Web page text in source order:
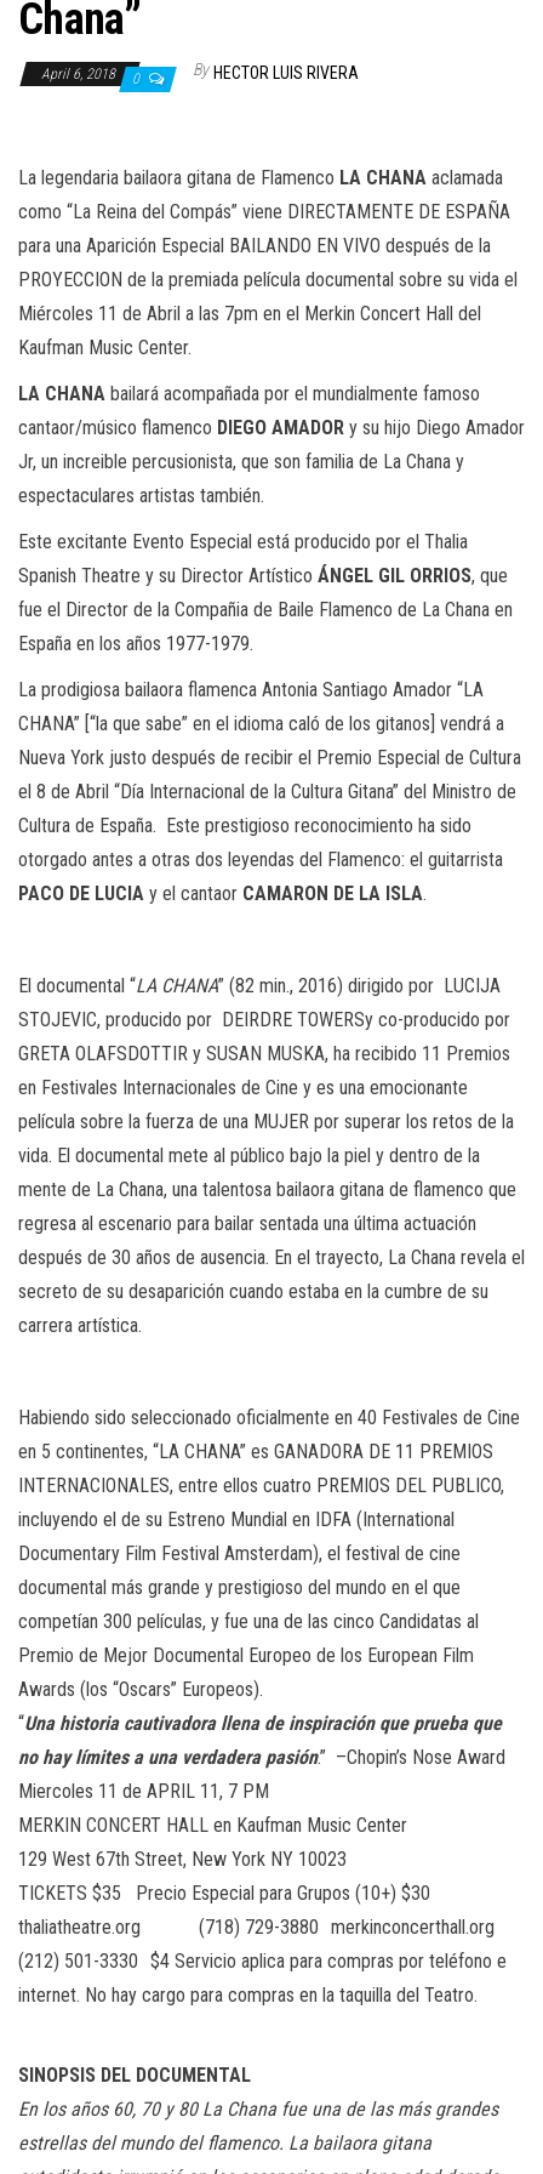
Chana”
April 6, 2018 0 By HECTOR LUIS RIVERA
La legendaria bailaora gitana de Flamenco LA CHANA aclamada
como “La Reina del Compás” viene DIRECTAMENTE DE ESPAÑA
para una Aparición Especial BAILANDO EN VIVO después de la
PROYECCION de la premiada película documental sobre su vida el
Miércoles 11 de Abril a las 7pm en el Merkin Concert Hall del
Kaufman Music Center.
LA CHANA bailará acompañada por el mundialmente famoso
cantaor/músico flamenco DIEGO AMADOR y su hijo Diego Amador
Jr, un increible percusionista, que son familia de La Chana y
espectaculares artistas también.
Este excitante Evento Especial está producido por el Thalia
Spanish Theatre y su Director Artístico ÁNGEL GIL ORRIOS, que
fue el Director de la Compañia de Baile Flamenco de La Chana en
España en los años 1977-1979.
La prodigiosa bailaora flamenca Antonia Santiago Amador “LA
CHANA” [“la que sabe” en el idioma caló de los gitanos] vendrá a
Nueva York justo después de recibir el Premio Especial de Cultura
el 8 de Abril “Día Internacional de la Cultura Gitana” del Ministro de
Cultura de España. Este prestigioso reconocimiento ha sido
otorgado antes a otras dos leyendas del Flamenco: el guitarrista
PACO DE LUCIA y el cantaor CAMARON DE LA ISLA.
El documental “LA CHANA” (82 min., 2016) dirigido por LUCIJA
STOJEVIC, producido por DEIRDRE TOWERSy co-producido por
GRETA OLAFSDOTTIR y SUSAN MUSKA, ha recibido 11 Premios
en Festivales Internacionales de Cine y es una emocionante
película sobre la fuerza de una MUJER por superar los retos de la
vida. El documental mete al público bajo la piel y dentro de la
mente de La Chana, una talentosa bailaora gitana de flamenco que
regresa al escenario para bailar sentada una última actuación
después de 30 años de ausencia. En el trayecto, La Chana revela el
secreto de su desaparición cuando estaba en la cumbre de su
carrera artística.
Habiendo sido seleccionado oficialmente en 40 Festivales de Cine
en 5 continentes, “LA CHANA” es GANADORA DE 11 PREMIOS
INTERNACIONALES, entre ellos cuatro PREMIOS DEL PUBLICO,
incluyendo el de su Estreno Mundial en IDFA (International
Documentary Film Festival Amsterdam), el festival de cine
documental más grande y prestigioso del mundo en el que
competían 300 películas, y fue una de las cinco Candidatas al
Premio de Mejor Documental Europeo de los European Film
Awards (los “Oscars” Europeos).
“Una historia cautivadora llena de inspiración que prueba que
no hay límites a una verdadera pasión.” –Chopin’s Nose Award
Miercoles 11 de APRIL 11, 7 PM
MERKIN CONCERT HALL en Kaufman Music Center
129 West 67th Street, New York NY 10023
TICKETS $35 Precio Especial para Grupos (10+) $30
thaliatheatre.org ‪(718) 729-3880‬ merkinconcerthall.org
‪(212) 501-3330‬ $4 Servicio aplica para compras por teléfono e
internet. No hay cargo para compras en la taquilla del Teatro.
SINOPSIS DEL DOCUMENTAL
En los años 60, 70 y 80 La Chana fue una de las más grandes
estrellas del mundo del flamenco. La bailaora gitana